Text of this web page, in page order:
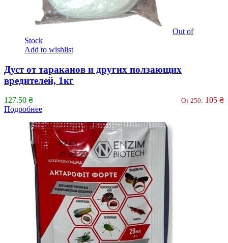
Out of
Stock
Add to wishlist
Дуст от тараканов и других ползающих
вредителей, 1кг
127.50 ₴ От 250: 105 ₴
Подробнее